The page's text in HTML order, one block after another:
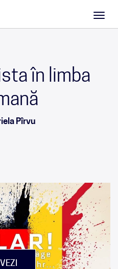
în limba
Pîrvu
VEZI